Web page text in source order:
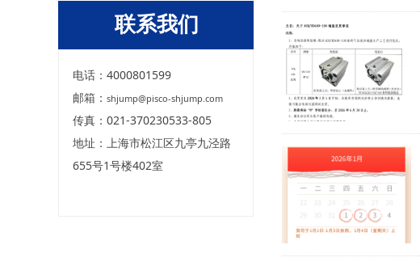
联系我们
电话：4000801599
邮箱： shjump@pisco-shjump.com
传真：021-370230533-805
地址：上海市松江区九亭九泾路
655号1号楼402室